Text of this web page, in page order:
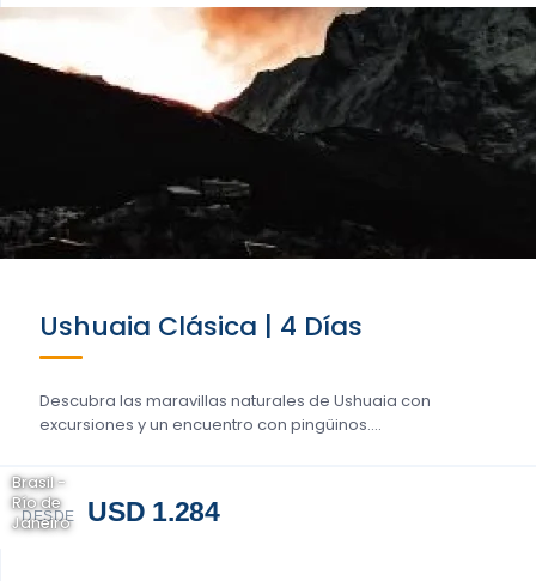
Ushuaia Clásica | 4 Días
Descubra las maravillas naturales de Ushuaia con
excursiones y un encuentro con pingüinos....
DESDE USD 1.284
Brasil -
Río de
Janeiro